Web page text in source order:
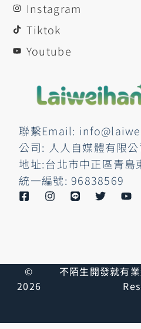
聯繫Email:
公司: 人人自媒體有限公
地址:台北市中正區青島
統一編號: 96838569
Instagram
Tiktok
Youtube
©
2026
不陌生開發就有